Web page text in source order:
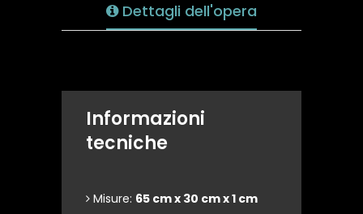
Dettagli dell'opera
Informazioni
tecniche
Misure: 65 cm x 30 cm x 1 cm